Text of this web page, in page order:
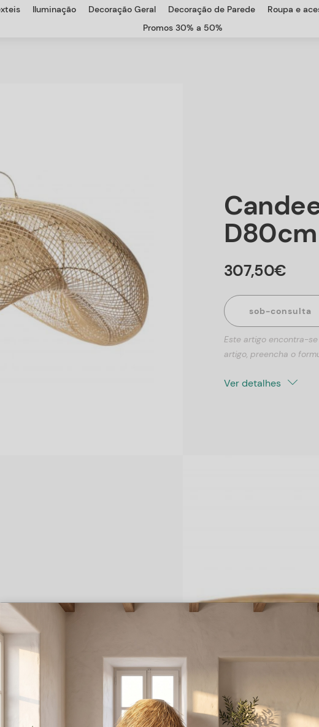
Iluminação Decoração Geral Decoração de Parede Roupa e
Promos 30% a 50%
D80cm
307,50€
sob-consulta
Este artigo encontra-
artigo, preencha o
Ver detalhes